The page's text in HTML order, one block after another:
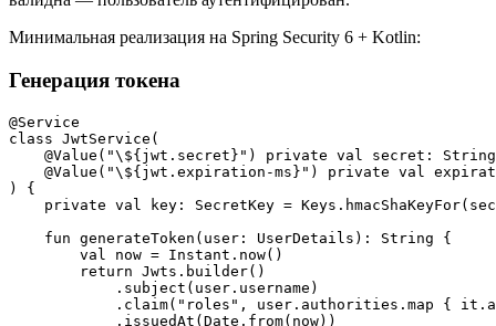
Минимальная реализация на Spring Security 6 + Kotlin:
Генерация токена
@Service
class JwtService(
@Value("\${jwt.secret}") private val secret:
@Value("\${jwt.expiration-ms}") private val
) {
private val key: SecretKey =
    fun generateToken(user: UserDetails): String {
        val now = Instant.now()
        return Jwts.builder()
            .subject(user.username)
.claim("roles", user.authorities.map {
            .issuedAt(Date.from(now))